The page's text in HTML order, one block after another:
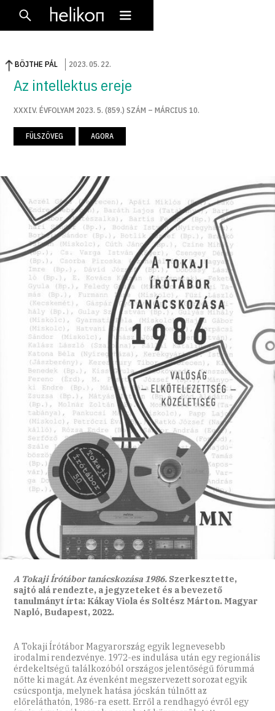
BÖJTHE PÁL 2023.05. 22.
Az intellektus ereje
XXXIV. ÉVFOLYAM 2023. 5. (859.) SZÁM – MÁRCIUS 10.
FÜLSZÖVEG AGORA
A Tokaji Írótábor tanácskozása 1986. Szerkesztette,
sajtó alá rendezte, a jegyzeteket és a bevezető
tanulmányt írta: Kákay Viola és Sol­tész Márton. Magyar
Napló, Budapest, 2022.
A Tokaji Írótábor Magyarország egyik legnevesebb
irodalmi rendezvénye. 1972-es indulása után egy regionális
érdekeltségű találkozóból országos jelentőségű fórummá
nőtte ki magát. Az évenként megszervezett sorozat egyik
csúcspontja, melynek hatása jócskán túlnőtt az
előreláthatón, 1986-ra esett. Erről a rendhagyó évről egy